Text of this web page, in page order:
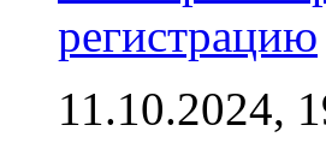
регистрацию
11.10.2024,